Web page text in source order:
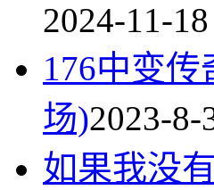
2024-11-
176中变
场)2023-8-
如果我没